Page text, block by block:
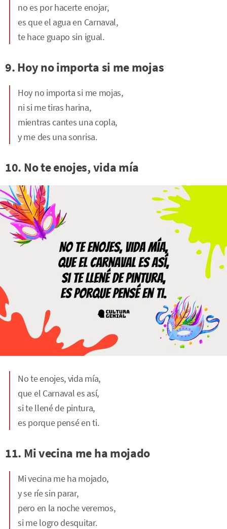
no es por hacerte enojar,
es que el agua en Carnaval,
te hace guapo sin igual.
9. Hoy no importa si me mojas
Hoy no importa si me mojas,
ni si me tiras harina,
mientras cantes una copla,
y me des una sonrisa.
10. No te enojes, vida mía
No te enojes, vida mía,
que el Carnaval es así,
si te llené de pintura,
es porque pensé en ti.
11. Mi vecina me ha mojado
Mi vecina me ha mojado,
y se ríe sin parar,
pero en la noche veremos,
si me logro desquitar.